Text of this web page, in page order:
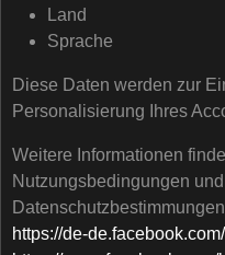
Land
Sprache
Diese Daten werden zur
Personalisierung Ihres
Weitere Informationen
Nutzungsbedingungen
https://de-